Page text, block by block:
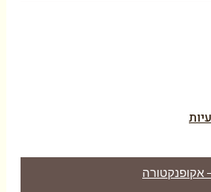
אקופנקטורה